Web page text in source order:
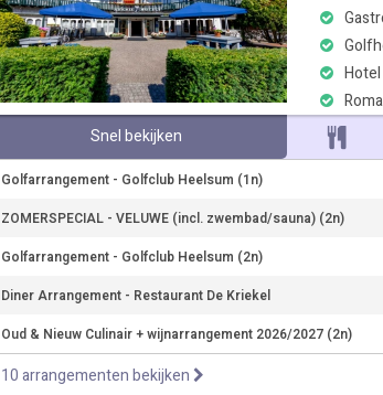
Snel bekijken
Golfarrangement - Golfclub Heelsum (1n)
ZOMERSPECIAL - VELUWE (incl. zwembad/sauna) (2n)
Golfarrangement - Golfclub Heelsum (2n)
Diner Arrangement - Restaurant De Kriekel
Oud & Nieuw Culinair + wijnarrangement 2026/2027 (2n)
10 arrangementen bekijken